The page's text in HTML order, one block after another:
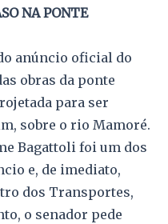
NA PONTE
anúncio oficial do
obras da ponte
para ser
sobre o rio Mamoré.
Bagattoli foi um dos
e, de imediato,
dos Transportes,
o senador pede